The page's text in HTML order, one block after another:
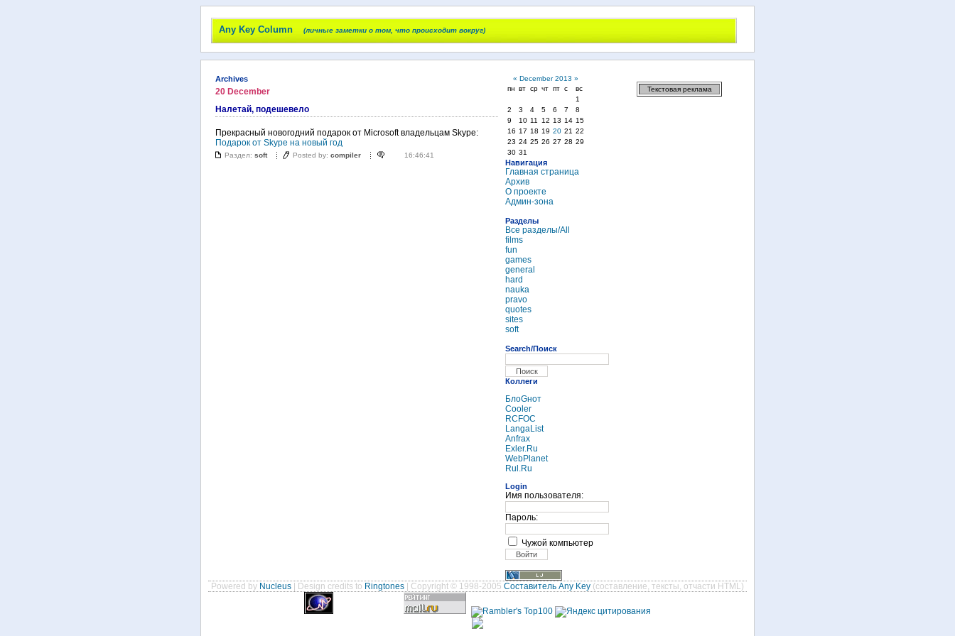
Any Key Column (личные заметки о том, что происходит вокруг)
Archives
20 December
Налетай, подешевело
Прекрасный новогодний подарок от Microsoft владельцам Skype:
Подарок от Skype на новый год
Раздел: soft Posted by: compiler 16:46:41
« December 2013 »
пн вт ср чт пт с
вс
1
2
3 4 5 6 7
8
9
10 11 12 13 14 15
16 17 18 19 20 21 22
23 24 25 26 27 28 29
30 31
Навигация
Главная страница
Архив
О проекте
Админ-зона
Разделы
Все разделы/All
films
fun
games
general
hard
nauka
pravo
quotes
sites
soft
Search/Поиск
Коллеги
БлоGнот
Cooler
RCFOC
LangaList
Anfrax
Exler.Ru
WebPlanet
Rul.Ru
Login
Имя пользователя:
Пароль:
Чужой компьютер
Текстовая реклама
Powered by Nucleus | Design credits to Ringtones | Copyright © 1998-2005 Составитель Any Key (составление, тексты, отчасти HTML)